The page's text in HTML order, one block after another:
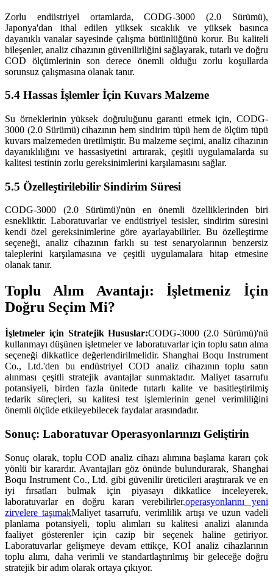
Zorlu endüstriyel ortamlarda, CODG-3000 (2.0 Sürümü),
Japonya'dan ithal edilen yüksek sıcaklık ve yüksek basınca
dayanıklı vanalar sayesinde çalışma bütünlüğünü korur. Bu kaliteli
bileşenler, analiz cihazının güvenilirliğini sağlayarak, tutarlı ve doğru
COD ölçümlerinin son derece önemli olduğu zorlu koşullarda
sorunsuz çalışmasına olanak tanır.
5.4 Hassas İşlemler İçin Kuvars Malzeme
Su örneklerinin yüksek doğruluğunu garanti etmek için, CODG-
3000 (2.0 Sürümü) cihazının hem sindirim tüpü hem de ölçüm tüpü
kuvars malzemeden üretilmiştir. Bu malzeme seçimi, analiz cihazının
dayanıklılığını ve hassasiyetini artırarak, çeşitli uygulamalarda su
kalitesi testinin zorlu gereksinimlerini karşılamasını sağlar.
5.5 Özelleştirilebilir Sindirim Süresi
CODG-3000 (2.0 Sürümü)'nün en önemli özelliklerinden biri
esnekliktir. Laboratuvarlar ve endüstriyel tesisler, sindirim süresini
kendi özel gereksinimlerine göre ayarlayabilirler. Bu özelleştirme
seçeneği, analiz cihazının farklı su test senaryolarının benzersiz
taleplerini karşılamasına ve çeşitli uygulamalara hitap etmesine
olanak tanır.
Toplu Alım Avantajı: İşletmeniz İçin
Doğru Seçim Mi?
İşletmeler için Stratejik Hususlar:CODG-3000 (2.0 Sürümü)'nü
kullanmayı düşünen işletmeler ve laboratuvarlar için toplu satın alma
seçeneği dikkatlice değerlendirilmelidir. Shanghai Boqu Instrument
Co., Ltd.'den bu endüstriyel COD analiz cihazının toplu satın
alınması çeşitli stratejik avantajlar sunmaktadır. Maliyet tasarrufu
potansiyeli, birden fazla ünitede tutarlı kalite ve basitleştirilmiş
tedarik süreçleri, su kalitesi test işlemlerinin genel verimliliğini
önemli ölçüde etkileyebilecek faydalar arasındadır.
Sonuç: Laboratuvar Operasyonlarınızı Geliştirin
Sonuç olarak, toplu COD analiz cihazı alımına başlama kararı çok
yönlü bir karardır. Avantajları göz önünde bulundurarak, Shanghai
Boqu Instrument Co., Ltd. gibi güvenilir üreticileri araştırarak ve en
iyi fırsatları bulmak için piyasayı dikkatlice inceleyerek,
laboratuvarlar en doğru kararı verebilirler.operasyonlarını yeni
zirvelere taşımakMaliyet tasarrufu, verimlilik artışı ve uzun vadeli
planlama potansiyeli, toplu alımları su kalitesi analizi alanında
faaliyet gösterenler için cazip bir seçenek haline getiriyor.
Laboratuvarlar gelişmeye devam ettikçe, KOİ analiz cihazlarının
toplu alımı, daha verimli ve standartlaştırılmış bir geleceğe doğru
stratejik bir adım olarak ortaya çıkıyor.